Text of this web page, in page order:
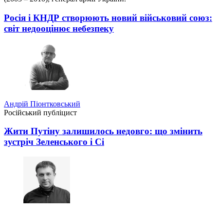
Росія і КНДР створюють новий військовий союз:
світ недооцінює небезпеку
Андрій Піонтковський
Російський публіцист
Жити Путіну залишилось недовго: що змінить
зустріч Зеленського і Сі